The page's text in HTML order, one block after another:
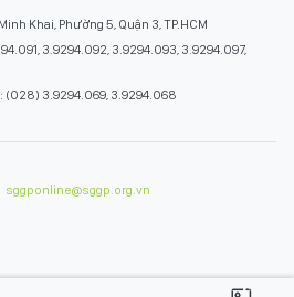
Khai, Phường 5, Quận 3, TP.HCM
3.9294.092, 3.9294.093, 3.9294.097,
3.9294.069, 3.9294.068
sggponline@sggp.org.vn